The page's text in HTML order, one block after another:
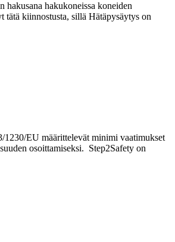
hakukoneissa koneiden
kiinnostusta, sillä Hätäpysäytys on
EU määrittelevät minimi vaatimukset
osoittamiseksi. Step2Safety on